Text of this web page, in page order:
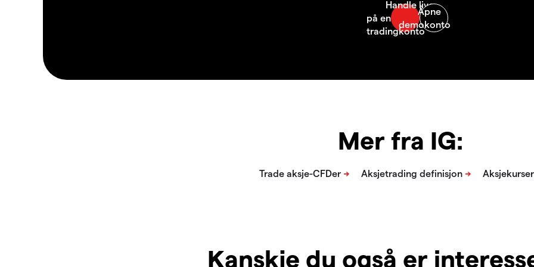
Mer fra IG:
Kanskje du også er